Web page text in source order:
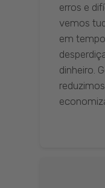
erros e
vemos
em
dinheiro.